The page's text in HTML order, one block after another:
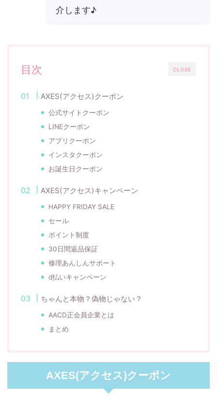
介します♪
CLOSE
目次
AXES(アクセス)クーポン
公式サイトクーポン
LINEクーポン
アプリクーポン
インスタクーポン
お誕生日クーポン
AXES(アクセス)キャンペーン
HAPPY FRIDAY SALE
セール
ポイント制度
30日間返品保証
修理あんしんサポート
d払いキャンペーン
ちゃんと本物？偽物じゃない？
AACD正会員企業とは
まとめ
AXES(アクセス)クーポン